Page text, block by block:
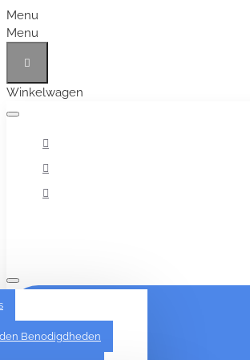
Menu
Menu
Winkelwagen
Alles
Benodigdheden